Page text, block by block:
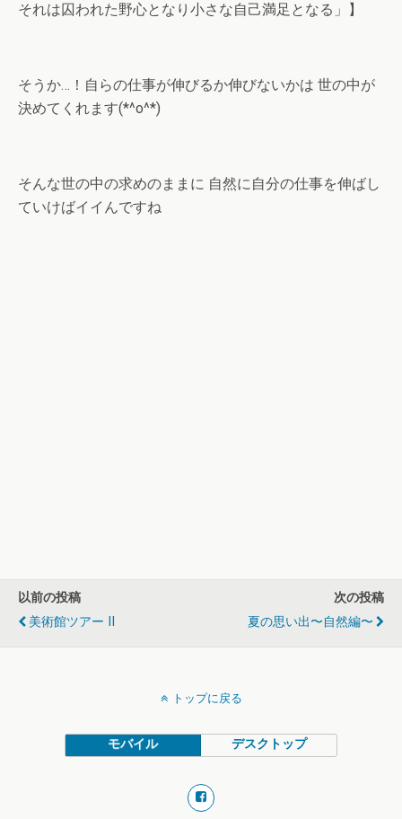
それは囚われた野心となり小さな自己満足となる」】
そうか…！自らの仕事が伸びるか伸びないかは 世の中が
決めてくれます(*^o^*)
そんな世の中の求めのままに 自然に自分の仕事を伸ばし
ていけばイイんですね
以前の投稿
美術館ツアー II
次の投稿
夏の思い出〜自然編〜
トップに戻る
モバイル デスクトップ